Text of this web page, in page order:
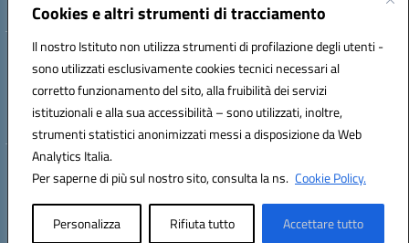
Cookies e altri strumenti di tracciamento
Il nostro Istituto non utilizza strumenti di profilazione degli utenti -
sono utilizzati esclusivamente cookies tecnici necessari al
corretto funzionamento del sito, alla fruibilità dei servizi
istituzionali e alla sua accessibilità – sono utilizzati, inoltre,
strumenti statistici anonimizzati messi a disposizione da Web
Analytics Italia.
Per saperne di più sul nostro sito, consulta la ns. Cookie Policy.
Personalizza Rifiuta tutto Accettare tutto
Codice fiscale: 81000450908 Codice meccanografico: SSIC80600X
Telefono: 079714035 Fax: 079716128
Mail: SSIC80600X@istruzione.it PEC: SSIC80600X@pec.istruzione.it
Hosting & Powered by 3D Solution S.r.l.
Concept & Design by Designers Italia